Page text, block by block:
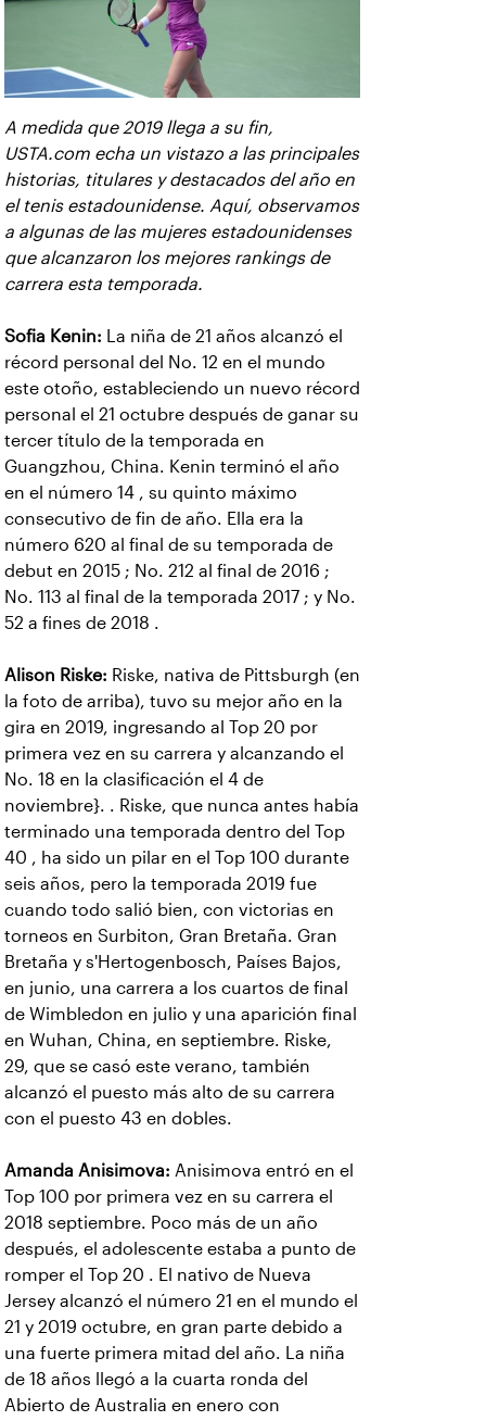
A medida que 2019 llega a su fin,
USTA.com echa un vistazo a las principales
historias, titulares y destacados del año en
el tenis estadounidense. Aquí, observamos
a algunas de las mujeres estadounidenses
que alcanzaron los mejores rankings de
carrera esta temporada.
Sofia Kenin:
La niña de 21 años alcanzó el
récord personal del No. 12 en el mundo
este otoño, estableciendo un nuevo récord
personal el 21 octubre después de ganar su
tercer título de la temporada en
Guangzhou, China. Kenin terminó el año
en el número 14 , su quinto máximo
consecutivo de fin de año. Ella era la
número 620 al final de su temporada de
debut en 2015 ; No. 212 al final de 2016 ;
No. 113 al final de la temporada 2017 ; y No.
52 a fines de 2018 .
Alison Riske: Riske, nativa de Pittsburgh (en
la foto de arriba), tuvo su mejor año en la
gira en 2019, ingresando al Top 20 por
primera vez en su carrera y alcanzando el
No. 18 en la clasificación el 4 de
noviembre}. . Riske, que nunca antes había
terminado una temporada dentro del Top
40 , ha sido un pilar en el Top 100 durante
seis años, pero la temporada 2019 fue
cuando todo salió bien, con victorias en
torneos en Surbiton, Gran Bretaña. Gran
Bretaña y s'Hertogenbosch, Países Bajos,
en junio, una carrera a los cuartos de final
de Wimbledon en julio y una aparición final
en Wuhan, China, en septiembre. Riske,
29, que se casó este verano, también
alcanzó el puesto más alto de su carrera
con el puesto 43 en dobles.
Amanda Anisimova: Anisimova entró en el
Top 100 por primera vez en su carrera el
2018 septiembre. Poco más de un año
después, el adolescente estaba a punto de
romper el Top 20 . El nativo de Nueva
Jersey alcanzó el número 21 en el mundo el
21 y 2019 octubre, en gran parte debido a
una fuerte primera mitad del año. La niña
de 18 años llegó a la cuarta ronda del
Abierto de Australia en enero con